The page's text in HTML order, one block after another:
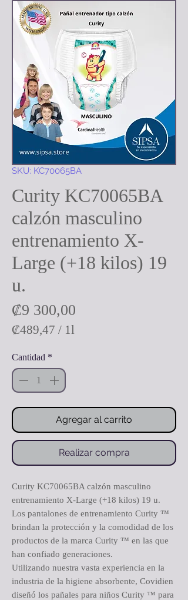
SKU: KC70065BA
Curity KC70065BA
calzón masculino
entrenamiento X-
Large (+18 kilos) 19
u.
₡9 300,00
₡489,47 / 1l
por
1
Litro
Cantidad *
Agregar al carrito
Realizar compra
Curity KC70065BA calzón masculino
entrenamiento X-Large (+18 kilos) 19 u.
Los pantalones de entrenamiento Curity ™
brindan la protección y la comodidad de los
productos de la marca Curity ™ en las que
han confiado generaciones.
Utilizando nuestra vasta experiencia en la
industria de la higiene absorbente, Covidien
diseñó los pañales para niños Curity ™ para